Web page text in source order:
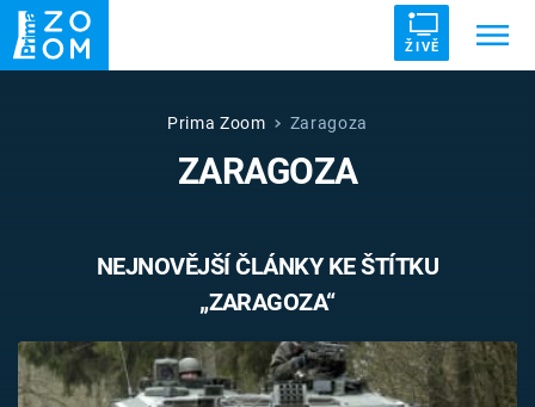
ŽIVĚ
UFO DRUHÁ SVĚTOVÁ VÁLKA
VETŘELCI DÁVNOVĚKU
Témata
Prima Zoom Zaragoza
ZARAGOZA
NEJNOVĚJŠÍ ČLÁNKY KE ŠTÍTKU
„ZARAGOZA“